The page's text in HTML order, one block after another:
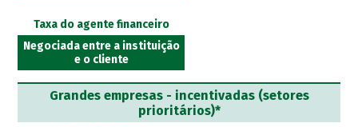
Taxa do agente financeiro
Negociada entre a instituição
e o cliente
Grandes empresas - incentivadas (setores
prioritários)*